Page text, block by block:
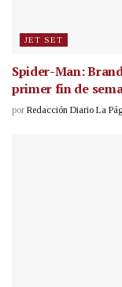
JET SET
Spider-Man:
primer fin de
por Redacción Diario La